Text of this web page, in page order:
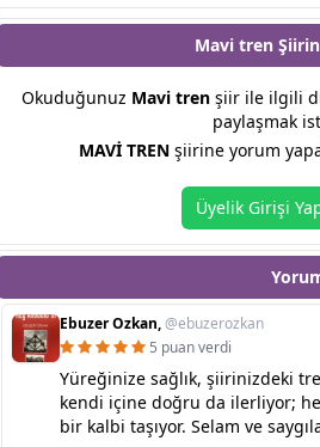
Mavi tren
Okuduğunuz Mavi tren şiir ile ilgili
paylaşmak
MAVİ TREN şiirine yorum
Üyelik Girişi
Ebuzer Ozkan,@ebuzerozkan
5 puan verdi
Yüreğinize sağlık, şiirinizdeki
kendi içine doğru da ilerliyor;
bir kalbi taşıyor. Selam ve